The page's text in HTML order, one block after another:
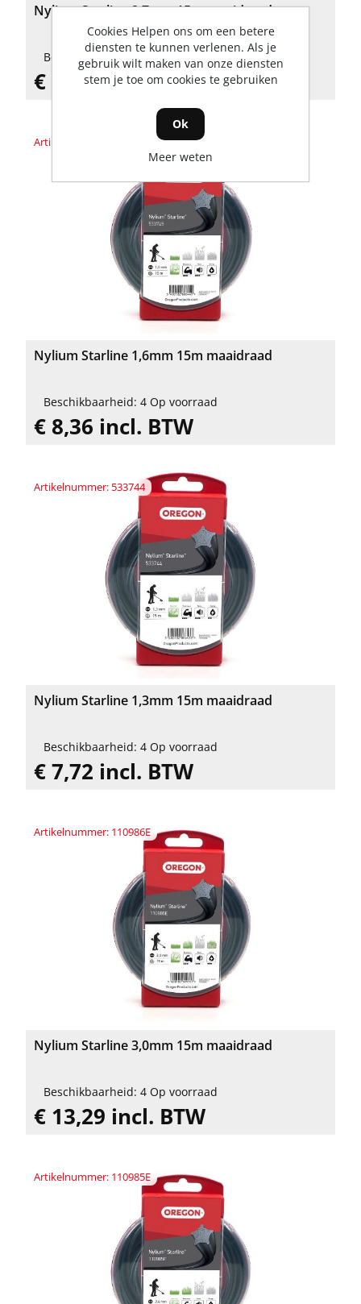
Nylium Starline 2,7mm 15m maaidraad
Beschikbaarheid: 4 Op voorraad
€ 12,05 incl. BTW
Artikelnummer: 533745
Nylium Starline 1,6mm 15m maaidraad
Beschikbaarheid: 4 Op voorraad
€ 8,36 incl. BTW
Artikelnummer: 533744
Nylium Starline 1,3mm 15m maaidraad
Beschikbaarheid: 4 Op voorraad
€ 7,72 incl. BTW
Artikelnummer: 110986E
Nylium Starline 3,0mm 15m maaidraad
Beschikbaarheid: 4 Op voorraad
€ 13,29 incl. BTW
Artikelnummer: 110985E
Cookies Helpen ons om een betere
diensten te kunnen verlenen. Als je
gebruik wilt maken van onze diensten
stem je toe om cookies te gebruiken
Ok
Meer weten